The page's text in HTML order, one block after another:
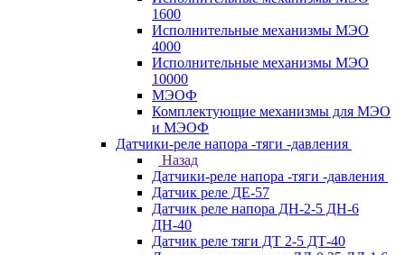
1600
Исполнительные механизмы МЭО
4000
Исполнительные механизмы МЭО
10000
МЭОФ
Комплектующие механизмы для МЭО
и МЭОФ
Датчики-реле напора -тяги -давления
Назад
Датчики-реле напора -тяги -давления
Датчик реле ДЕ-57
Датчик реле напора ДН-2-5 ДН-6
ДН-40
Датчик реле тяги ДТ 2-5 ДТ-40